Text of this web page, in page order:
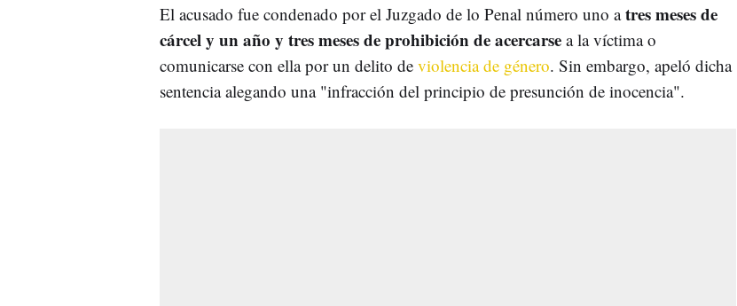
El acusado fue condenado por el Juzgado de lo Penal número uno atres meses de
cárcel y un año y tres meses de prohibición de acercarse a la víctima o
comunicarse con ella por un delito de violencia de género. Sin embargo, apeló dicha
sentencia alegando una "infracción del principio de presunción de inocencia".